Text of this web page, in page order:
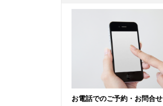
お電話でのご予約・お問合せ